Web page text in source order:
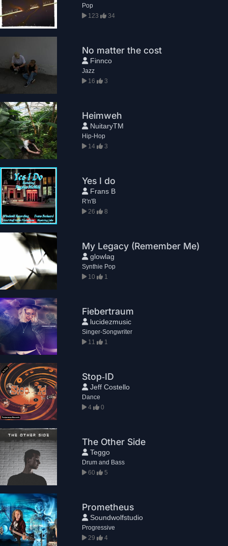
Pop
123
34
No matter the cost
Finnco
Jazz
16
3
Heimweh
NuitaryTM
Hip-Hop
14
3
Yes I do
Frans B
R'n'B
26
8
My Legacy (Remember Me)
glowlag
Synthie Pop
10
1
Fiebertraum
lucidezmusic
Singer-Songwriter
11
1
Stop‑ID
Jeff Costello
Dance
4
0
The Other Side
Teggo
Drum and Bass
60
5
Prometheus
Soundwolfstudio
Progressive
29
4